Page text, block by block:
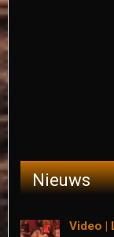
Nieuws
Video |